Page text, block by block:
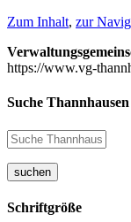
Zum Inhalt, zur
https://www.vg-
Suche Thannhausen
suchen
Schriftgröße